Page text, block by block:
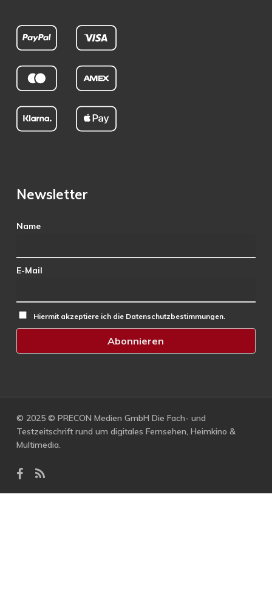
Newsletter
Name
E-Mail
Hiermit akzeptiere ich die Datenschutzbestimmungen.
© 2025 © PRECON Medien GmbH Die Fach- und
Testzeitschrift rund um digitales Fernsehen, Heimkino &
Multimedia.
facebook
RSS